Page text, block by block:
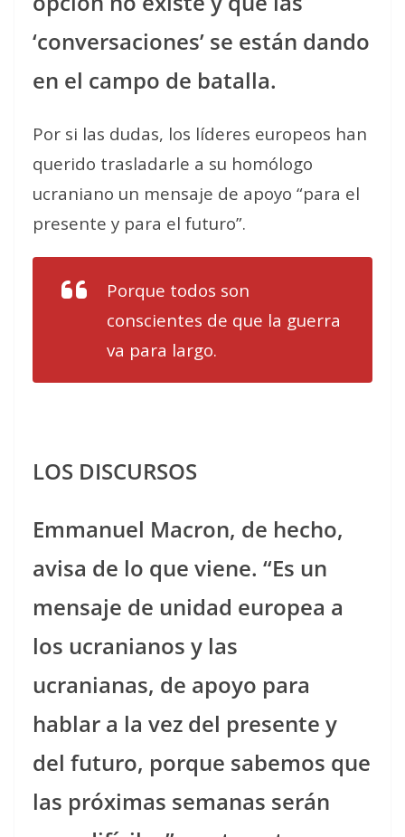
‘conversaciones’ se están dando
en el campo de batalla.
Por si las dudas, los líderes europeos han
querido trasladarle a su homólogo
ucraniano un mensaje de apoyo “para el
presente y para el futuro”.
Porque todos son
conscientes de que la guerra
va para largo.
LOS DISCURSOS
Emmanuel Macron, de hecho,
avisa de lo que viene. “Es un
mensaje de unidad europea a
los ucranianos y las
ucranianas, de apoyo para
hablar a la vez del presente y
del futuro, porque sabemos que
las próximas semanas serán